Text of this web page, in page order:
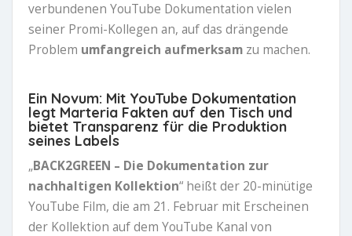
verbundenen YouTube Dokumentation vielen
seiner Promi-Kollegen an, auf das drängende
Problem umfangreich aufmerksam zu machen.
Ein Novum: Mit YouTube Dokumentation
legt Marteria Fakten auf den Tisch und
bietet Transparenz für die Produktion
seines Labels
„BACK2GREEN – Die Dokumentation zur
nachhaltigen Kollektion“ heißt der 20-minütige
YouTube Film, die am 21. Februar mit Erscheinen
der Kollektion auf dem YouTube Kanal von